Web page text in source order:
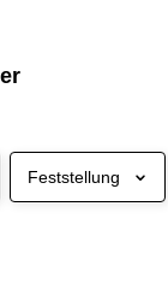
Feststellung